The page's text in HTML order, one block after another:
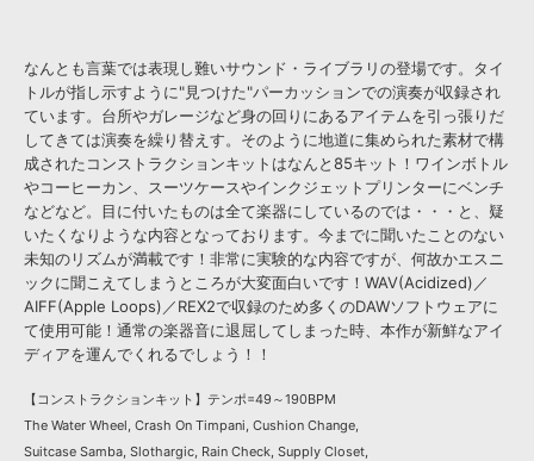
なんとも言葉では表現し難いサウンド・ライブラリの登場です。タイ
トルが指し示すように"見つけた"パーカッションでの演奏が収録され
ています。台所やガレージなど身の回りにあるアイテムを引っ張りだ
してきては演奏を繰り替えす。そのように地道に集められた素材で構
成されたコンストラクションキットはなんと85キット！ワインボトル
やコーヒーカン、スーツケースやインクジェットプリンターにベンチ
などなど。目に付いたものは全て楽器にしているのでは・・・と、疑
いたくなりような内容となっております。今までに聞いたことのない
未知のリズムが満載です！非常に実験的な内容ですが、何故かエスニ
ックに聞こえてしまうところが大変面白いです！WAV(Acidized)／
AIFF(Apple Loops)／REX2で収録のため多くのDAWソフトウェアに
て使用可能！通常の楽器音に退屈してしまった時、本作が新鮮なアイ
ディアを運んでくれるでしょう！！
【コンストラクションキット】テンポ=49～190BPM
The Water Wheel, Crash On Timpani, Cushion Change,
Suitcase Samba, Slothargic, Rain Check, Supply Closet,